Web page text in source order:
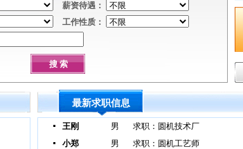
薪资待遇：
工作性质：
最新求职信息
王刚 男
求职：圆机技术厂
长
小郑
男 求职：圆机工艺师